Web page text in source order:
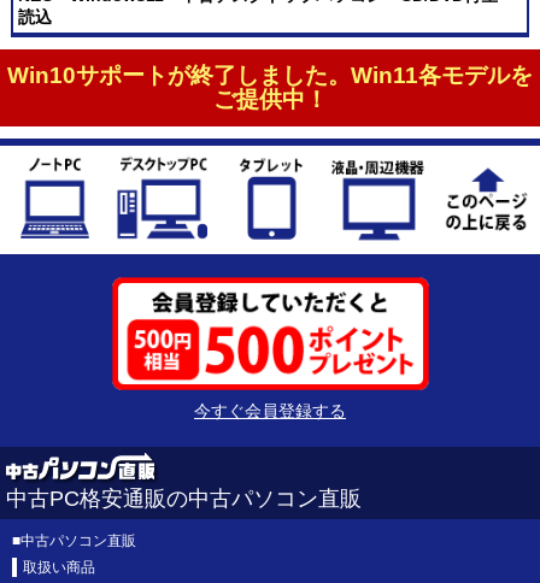
読込
Win10サポートが終了しました。Win11各モデルを
ご提供中！
今すぐ会員登録する
中古PC格安通販の中古パソコン直販
■中古パソコン直販
取扱い商品